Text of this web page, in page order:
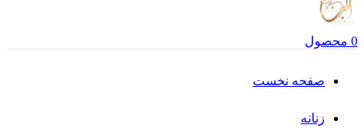
0 محصول
صفحه نخست
زنانه